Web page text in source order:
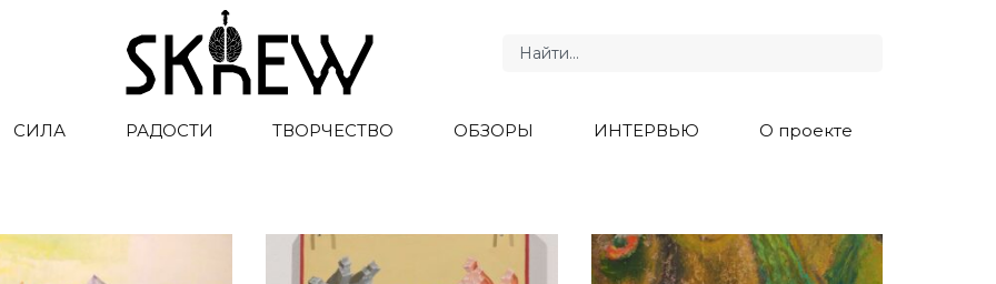
СИЛА РАДОСТИ ТВОРЧЕСТВО ОБЗОРЫ ИНТЕРВЬЮ О проекте